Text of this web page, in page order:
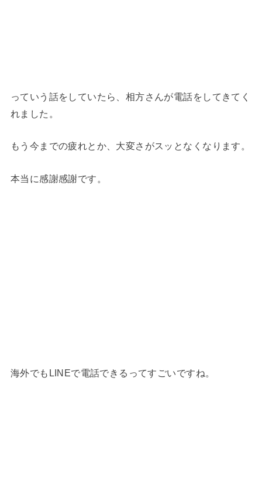
っていう話をしていたら、相方さんが電話をしてきてく
れました。
もう今までの疲れとか、大変さがスッとなくなります。
本当に感謝感謝です。
海外でもLINEで電話できるってすごいですね。